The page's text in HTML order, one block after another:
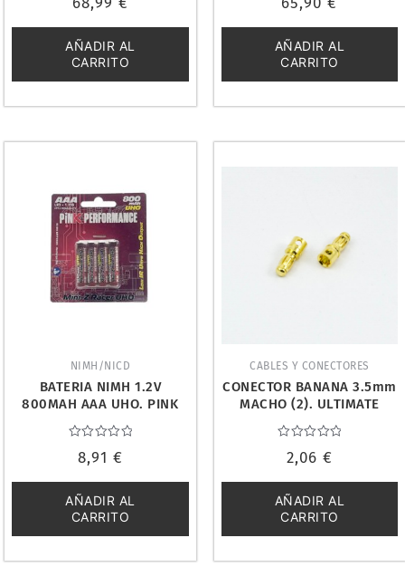
con
de
5
AÑADIR AL
CARRITO
con
de
5
AÑADIR AL
CARRITO
NIMH/NICD
BATERIA NIMH 1.2V
800MAH AAA UHO. PINK
PERFORMANCE PP2-
800AAA
con
de
5
8,91 €
AÑADIR AL
CARRITO
CABLES Y CONECTORES
CONECTOR BANANA 3.5mm
MACHO (2). ULTIMATE
UR46106
con
de
5
2,06 €
AÑADIR AL
CARRITO